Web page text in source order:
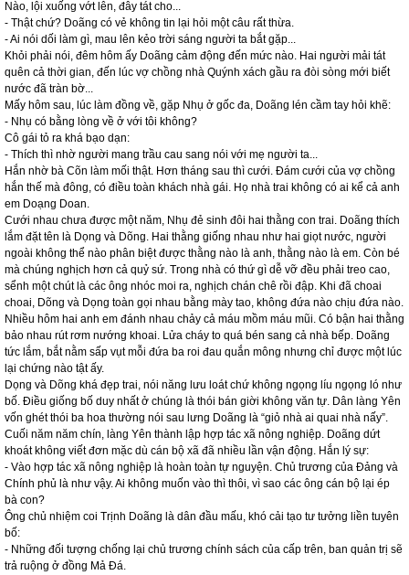
Nào, lội xuống vớt lên, đây tát cho...
- Thật chứ? Doãng có vẻ không tin lại hỏi một câu rất thừa.
- Ai nói dối làm gì, mau lên kẻo trời sáng người ta bắt gặp...
Khỏi phải nói, đêm hôm ấy Doãng cảm động đến mức nào. Hai người mải tát
quên cả thời gian, đến lúc vợ chồng nhà Quýnh xách gầu ra đòi sòng mới biết
nước đã tràn bờ...
Mấy hôm sau, lúc làm đồng về, gặp Nhụ ở gốc đa, Doãng lén cầm tay hỏi khẽ:
- Nhụ có bằng lòng về ở với tôi không?
Cô gái tỏ ra khá bạo dạn:
- Thích thì nhờ người mang trầu cau sang nói với mẹ người ta...
Hắn nhờ bà Cõn làm mối thật. Hơn tháng sau thì cưới. Đám cưới của vợ chồng
hắn thế mà đông, có điều toàn khách nhà gái. Họ nhà trai không có ai kể cả anh
em Doạng Doan.
Cưới nhau chưa được một năm, Nhụ đẻ sinh đôi hai thằng con trai. Doãng thích
lắm đặt tên là Dọng và Dõng. Hai thằng giống nhau như hai giọt nước, người
ngoài không thể nào phân biệt được thằng nào là anh, thằng nào là em. Còn bé
mà chúng nghịch hơn cả quỷ sứ. Trong nhà có thứ gì dễ vỡ đều phải treo cao,
sểnh một chút là các ông nhóc moi ra, nghịch chán chê rồi đập. Khi đã choai
choai, Dõng và Dọng toàn gọi nhau bằng mày tao, không đứa nào chịu đứa nào.
Nhiều hôm hai anh em đánh nhau chảy cả máu mồm máu mũi. Có bận hai thằng
bảo nhau rút rơm nướng khoai. Lửa cháy to quá bén sang cả nhà bếp. Doãng
tức lắm, bắt nằm sấp vụt mỗi đứa ba roi đau quắn mông nhưng chỉ được một lúc
lại chứng nào tật ấy.
Dọng và Dõng khá đẹp trai, nói năng lưu loát chứ không ngọng líu ngọng ló như
bố. Điều giống bố duy nhất ở chúng là thói bán giời không văn tự. Dân làng Yên
vốn ghét thói ba hoa thường nói sau lưng Doãng là “giỏ nhà ai quai nhà nấy”.
Cuối năm năm chín, làng Yên thành lập hợp tác xã nông nghiệp. Doãng dứt
khoát không viết đơn mặc dù cán bộ xã đã nhiều lần vận động. Hắn lý sự:
- Vào hợp tác xã nông nghiệp là hoàn toàn tự nguyện. Chủ trương của Đảng và
Chính phủ là như vậy. Ai không muốn vào thì thôi, vì sao các ông cán bộ lại ép
bà con?
Ông chủ nhiệm coi Trịnh Doãng là dân đầu mấu, khó cải tạo tư tưởng liền tuyên
bố:
- Những đối tượng chống lại chủ trương chính sách của cấp trên, ban quản trị sẽ
trả ruộng ở đồng Mả Đá.